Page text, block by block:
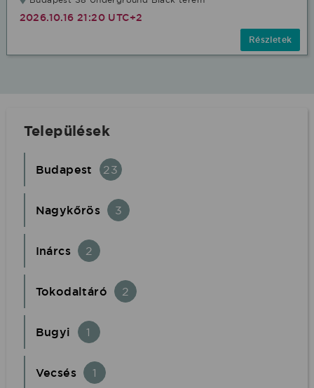
2026.10.16 21:20 UTC+2
Részletek
Települések
Budapest 23
Nagykőrös 3
Inárcs 2
Tokodaltáró 2
Bugyi 1
Vecsés 1